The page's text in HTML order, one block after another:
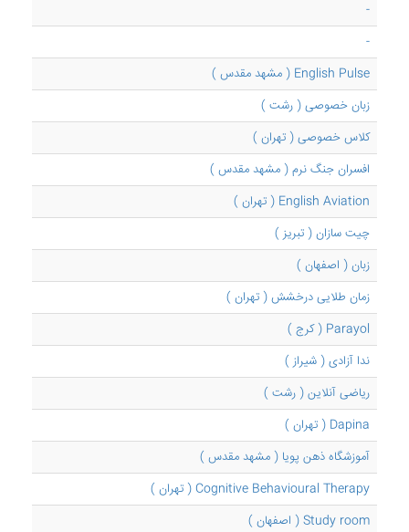
-
-
English Pulse ( مشهد مقدس )
زبان خصوصی ( رشت )
کلاس خصوصی ( تهران )
افسران جنگ نرم ( مشهد مقدس )
English Aviation ( تهران )
چیت سازان ( تبریز )
زبان ( اصفهان )
زمان طلایی درخشش ( تهران )
Parayol ( کرج )
ندا آزادی ( شیراز )
ریاضی آنلاین ( رشت )
Dapina ( تهران )
آموزشگاه ذهن پویا ( مشهد مقدس )
Cognitive Behavioural Therapy ( تهران )
Study room ( اصفهان )